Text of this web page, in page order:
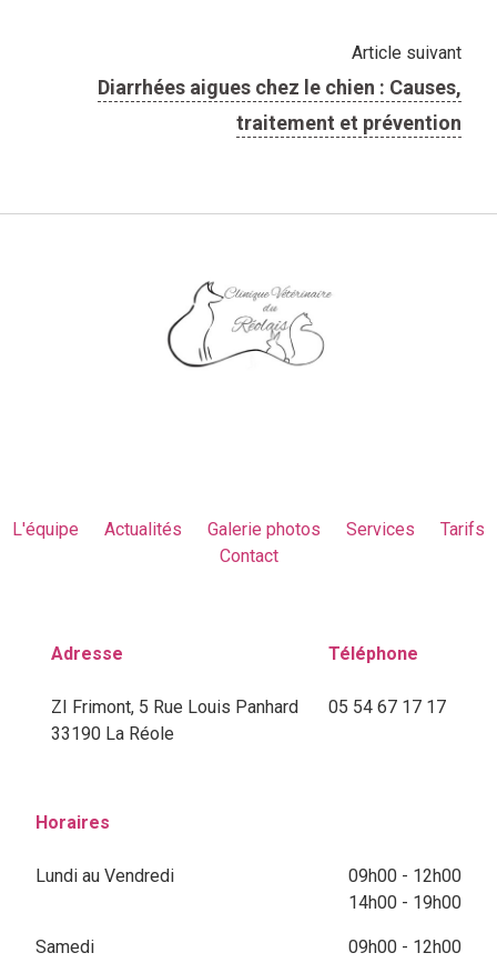
Article suivant
Diarrhées aigues chez le chien : Causes,
traitement et prévention
L'équipe Actualités Galerie photos Services
Tarifs
Contact
Adresse
ZI Frimont, 5 Rue Louis Panhard
33190 La Réole
Téléphone
05 54 67 17 17
Horaires
Lundi au Vendredi
09h00 - 12h00
14h00 - 19h00
Samedi 09h00 - 12h00